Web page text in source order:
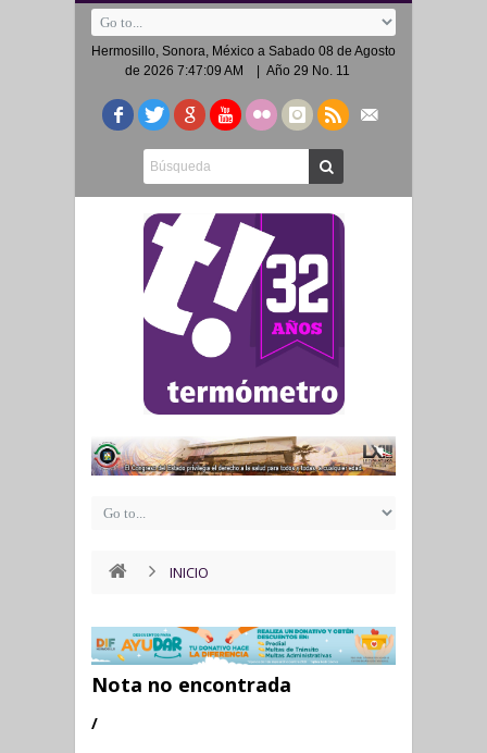
Hermosillo, Sonora, México a Sabado 08 de Agosto
de 2026 7:47:09 AM
| Año 29 No. 11
INICIO
Nota no encontrada
/